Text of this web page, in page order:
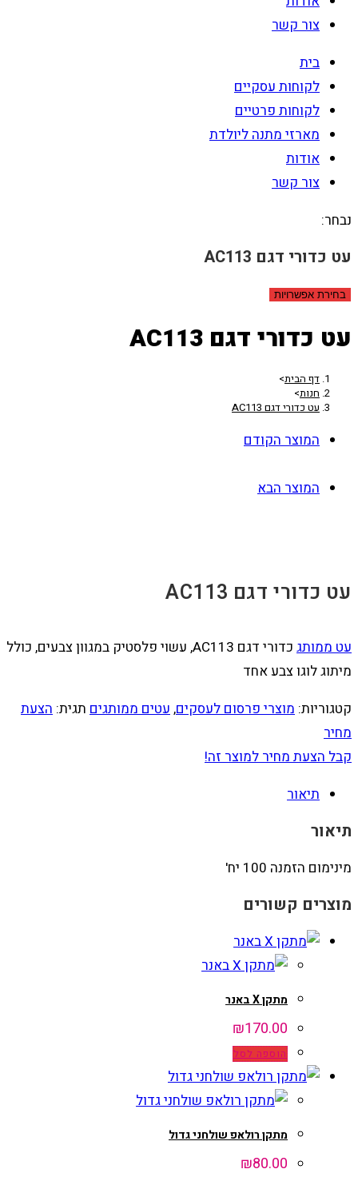
צור קשר
בית
לקוחות עסקיים
לקוחות פרטיים
מארזי מתנה ליולדת
אודות
צור קשר
נבחר:
עט כדורי דגם AC113
בחירת אפשרויות
עט כדורי דגם AC113
דף הבית>
חנות>
עט כדורי דגם AC113
המוצר הקודם
המוצר הבא
עט כדורי דגם AC113
עט ממותג כדורי דגם AC113
, עשוי פלסטיק במגוון צבעים, כולל
מיתוג לוגו צבע אחד
קטגוריות: מוצרי פרסום לעסקים, עטים ממותגים תגית: הצעת
מחיר
קבל הצעת מחיר למוצר זה!
תיאור
תיאור
מינימום הזמנה 100 יח'
מוצרים קשורים
מתקן X באנר
₪170.00
הוספה לסל
מתקן רולאפ שולחני גדול
₪80.00